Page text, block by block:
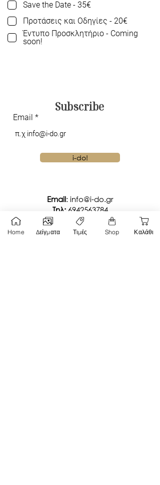
Save the Date - 35€
Προτάσεις και Οδηγίες - 20€
Έντυπο Προσκλητήριο - Coming
soon!
Subscribe
Email
i-do!
Email: info@i-do.gr
Tηλ: 6942563784
Viber Chat
Home Δείγματα Τιμές Shop Καλάθι